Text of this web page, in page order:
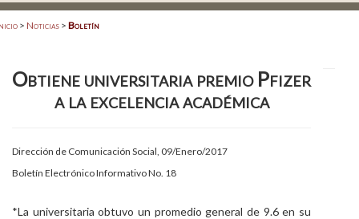
Patronato
Publicaciones en línea
Acreditación Internacional
Alumnado
> Noticias > Boletín
Obtiene universitaria premio Pfizer
a la excelencia académica
Dirección de Comunicación Social, 09/Enero/2017
Boletín Electrónico Informativo No. 18
*La universitaria obtuvo un promedio general de 9.6 en su